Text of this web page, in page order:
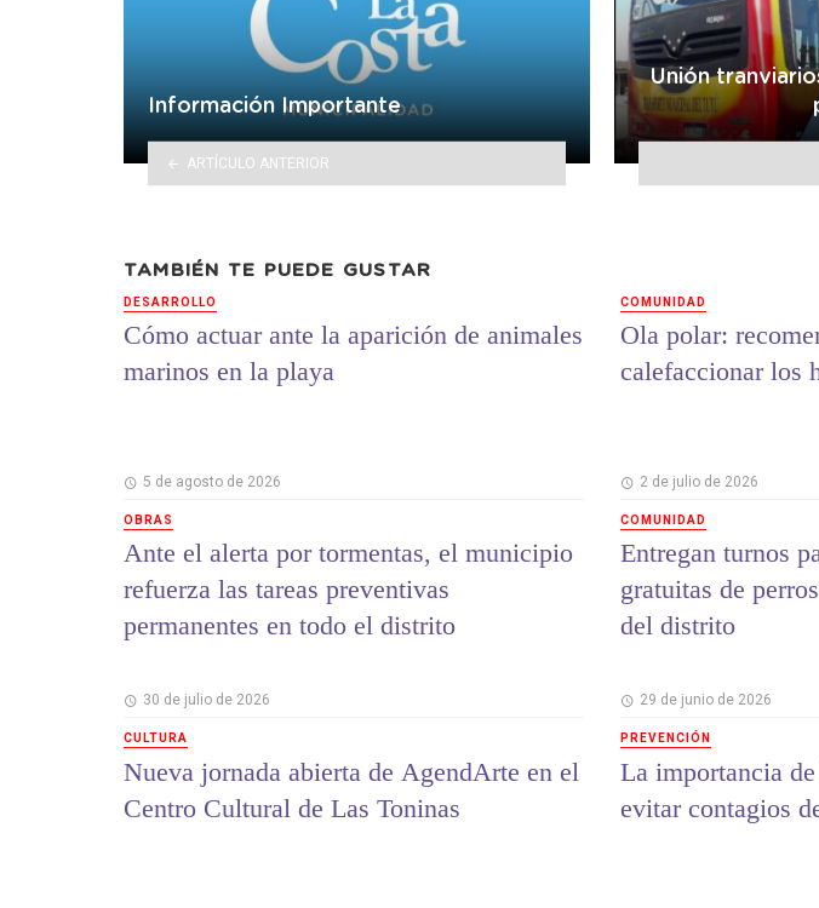
Información Importante
ARTÍCULO ANTERIOR
Unión
TAMBIÉN TE PUEDE GUSTAR
DESARROLLO
Cómo actuar ante la aparición de animales
marinos en la playa
5 de agosto de 2026
OBRAS
Ante el alerta por tormentas, el municipio
refuerza las tareas preventivas
permanentes en todo el distrito
30 de julio de 2026
CULTURA
Nueva jornada abierta de AgendArte en el
Centro Cultural de Las Toninas
COMUNIDAD
Ola polar:
calefaccionar los
2 de julio de 2026
COMUNIDAD
Entregan turnos
gratuitas de
del distrito
29 de junio de 2026
PREVENCIÓN
La importancia
evitar contagios